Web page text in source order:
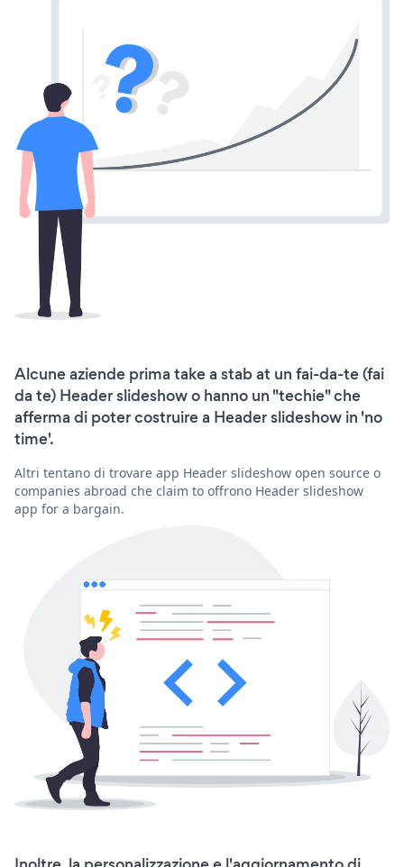
Alcune aziende prima take a stab at un fai-da-te (fai
da te) Header slideshow o hanno un "techie" che
afferma di poter costruire a Header slideshow in 'no
time'.
Altri tentano di trovare app Header slideshow open source o
companies abroad che claim to offrono Header slideshow
app for a bargain.